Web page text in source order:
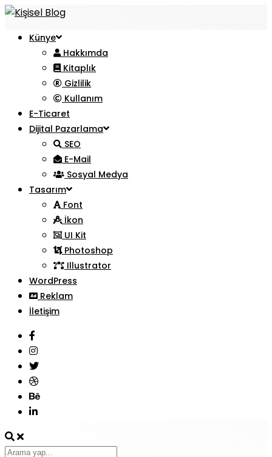
Künye
Hakkımda
Kitaplık
Gizlilik
Kullanım
E-Ticaret
Dijital Pazarlama
SEO
E-Mail
Sosyal Medya
Tasarım
Font
İkon
UI Kit
Photoshop
Illustrator
WordPress
Reklam
İletişim